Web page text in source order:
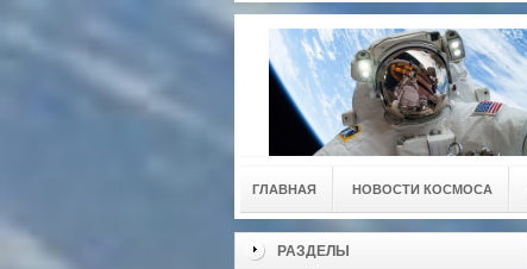
ГЛАВНАЯ НОВОСТИ КОСМОСА
РАЗДЕЛЫ